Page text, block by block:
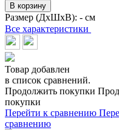
В корзину
Размер (ДхШхВ): - см
Все характеристики
Товар добавлен
в список сравнений.
Продолжить покупки
покупки
Перейти к сравнению
сравнению